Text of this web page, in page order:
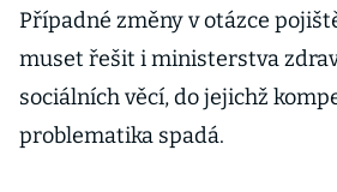
Případné změny v otázce
muset řešit i ministerstva
sociálních věcí, do jejichž
problematika spadá.